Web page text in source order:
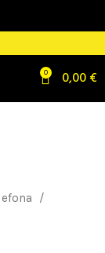
0 0,00€